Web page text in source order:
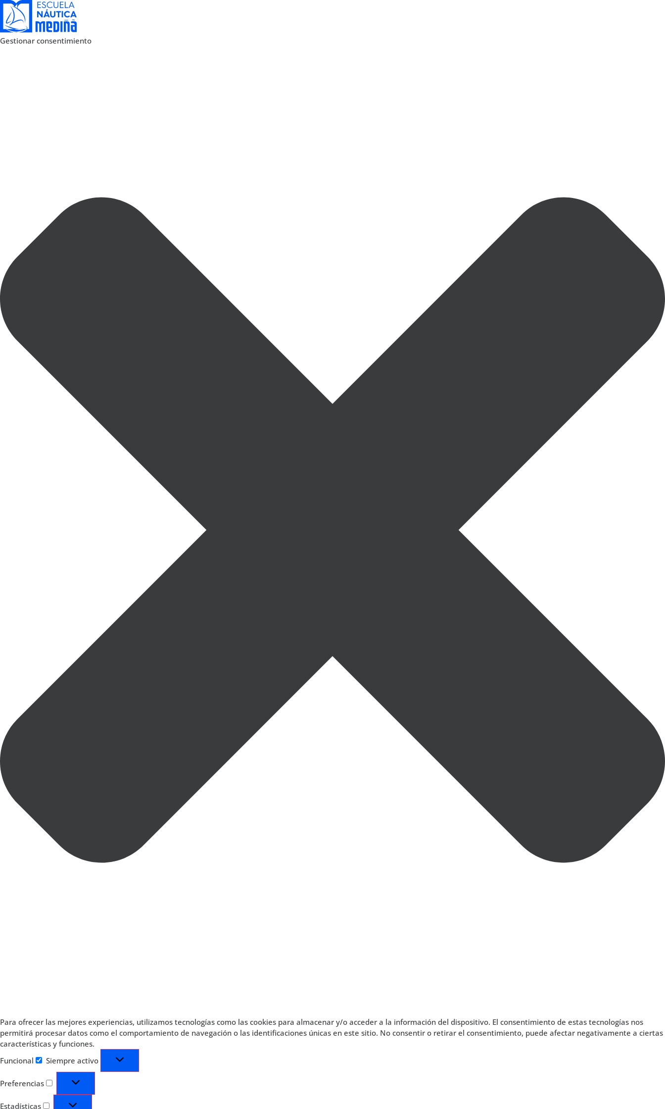
Gestionar consentimiento
Para ofrecer las mejores experiencias, utilizamos tecnologías como las cookies para almacenar y/o acceder a la información del dispositivo. El consentimiento de estas tecnologías nos
permitirá procesar datos como el comportamiento de navegación o las identificaciones únicas en este sitio. No consentir o retirar el consentimiento, puede afectar negativamente a ciertas
características y funciones.
Funcional
Siempre activo
Preferencias
Estadísticas